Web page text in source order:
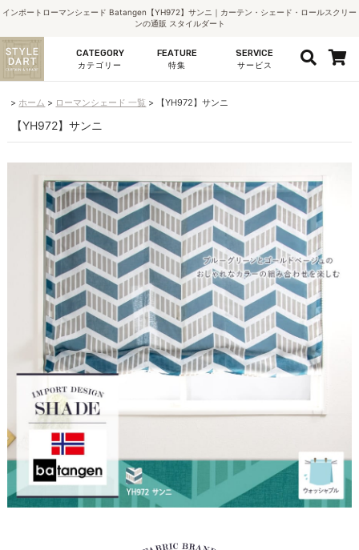
インポートローマンシェード Batangen【YH972】サンニ｜カーテン・シェード・ロールスクリー
ンの通販 スタイルダート
CATEGORY
カテゴリー
FEATURE
特集
SERVICE
サービス
ホーム ローマンシェード 一覧 【YH972】サンニ
【YH972】サンニ